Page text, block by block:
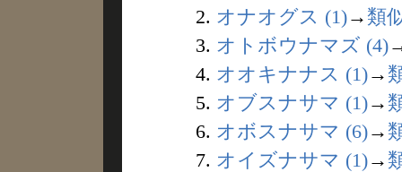
2. オナオグス (1)→ 類
3. オトボウナマズ (4)
4. オオキナナス (1)→
5. オブスナサマ (1)→
6. オボスナサマ (6)→
7. オイズナサマ (1)→